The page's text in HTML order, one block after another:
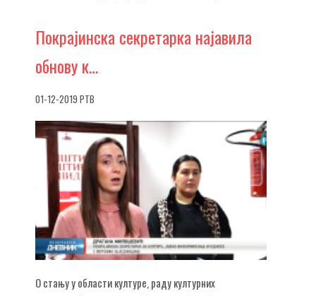
Покрајинска секретарка најавила
обнову к…
01-12-2019 РТВ
О стању у области културе, раду културних